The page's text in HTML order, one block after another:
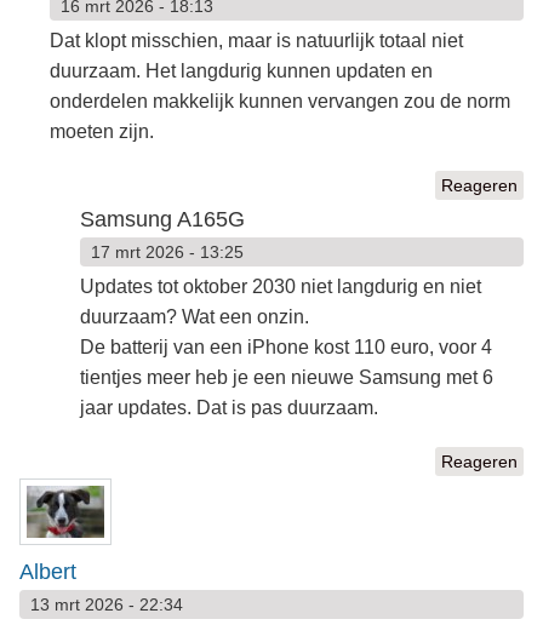
16 mrt 2026 - 18:13
Dat klopt misschien, maar is natuurlijk totaal niet
duurzaam. Het langdurig kunnen updaten en
onderdelen makkelijk kunnen vervangen zou de norm
moeten zijn.
Reageren
Samsung A165G
17 mrt 2026 - 13:25
Updates tot oktober 2030 niet langdurig en niet
duurzaam? Wat een onzin.
De batterij van een iPhone kost 110 euro, voor 4
tientjes meer heb je een nieuwe Samsung met 6
jaar updates. Dat is pas duurzaam.
Reageren
Albert
13 mrt 2026 - 22:34